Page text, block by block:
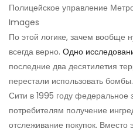
Полицейское управление
Images
По этой логике, зачем вообще
всегда верно. Одно
последние два десятилетия
перестали использовать
Сити в 1995 году федеральное
потребителям получение
отслеживание покупок.